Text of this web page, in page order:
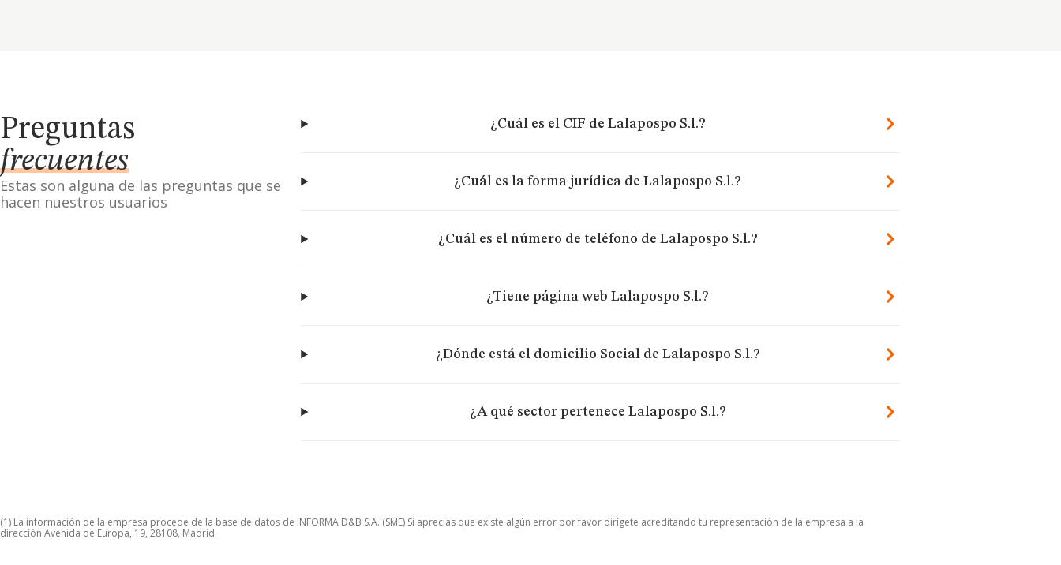
Preguntas
frecuentes
Estas son alguna de las preguntas que se
hacen nuestros usuarios
¿Cuál es el CIF de Lalapospo S.l.?
¿Cuál es la forma jurídica de Lalapospo S.l.?
¿Cuál es el número de teléfono de Lalapospo S.l.?
¿Tiene página web Lalapospo S.l.?
¿Dónde está el domicilio Social de Lalapospo S.l.?
¿A qué sector pertenece Lalapospo S.l.?
(1) La información de la empresa procede de la base de datos de INFORMA D&B S.A. (SME) Si aprecias que existe algún error por favor dirígete acreditando tu representación de la empresa a la
dirección Avenida de Europa, 19, 28108, Madrid.